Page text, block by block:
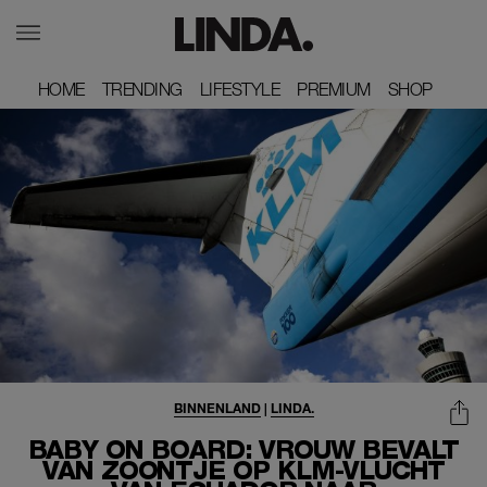
HOME
HOME TRENDING
TRENDING LIFESTYLE
LIFESTYLE PREMIUM
PREMIUM SHOP
SHOP
BABY ON BOARD: VROUW BEVALT
VAN ZOONTJE OP KLM-VLUCHT
BINNENLAND| LINDA.